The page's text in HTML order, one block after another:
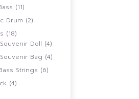
1111
สินค้า
Drum 22
1818
สินค้า Doll 44
สินค้า
Bag 44
Strings 66
44